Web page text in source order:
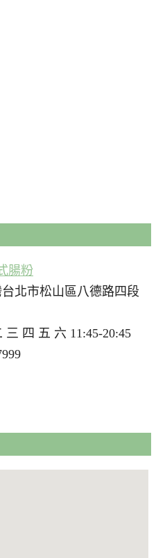
腸粉
北市松山區八德路四段
四 五 六 11:45-20:45